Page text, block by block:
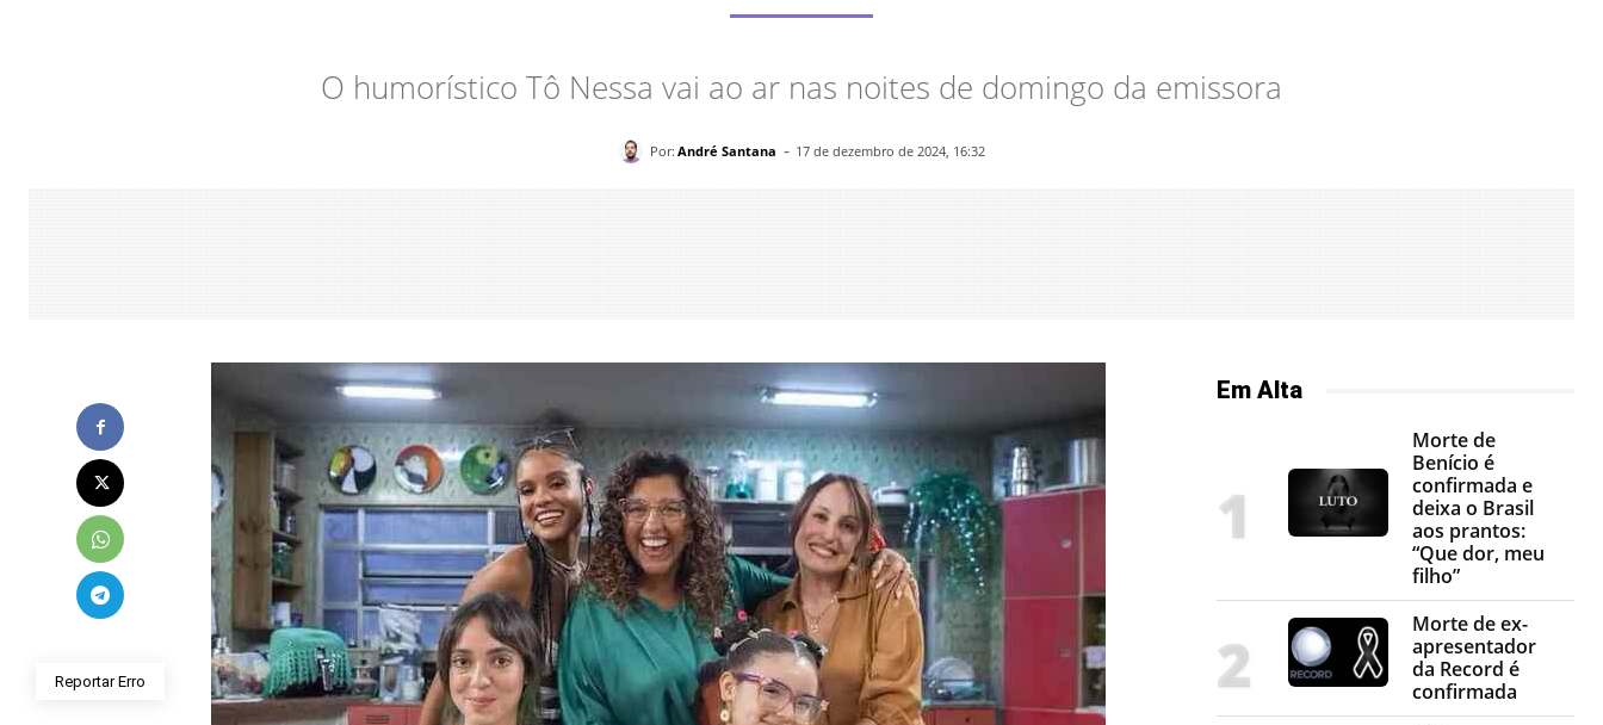
O humorístico Tô Nessa vai ao ar nas noites de domingo da emissora
Por: André Santana - 17 de dezembro de 2024, 16:32
Reportar Erro
Em Alta
Morte de
Benício é
confirmada e
deixa o Brasil
aos prantos:
“Que dor, meu
filho”
Morte de ex-
apresentador
da Record é
confirmada